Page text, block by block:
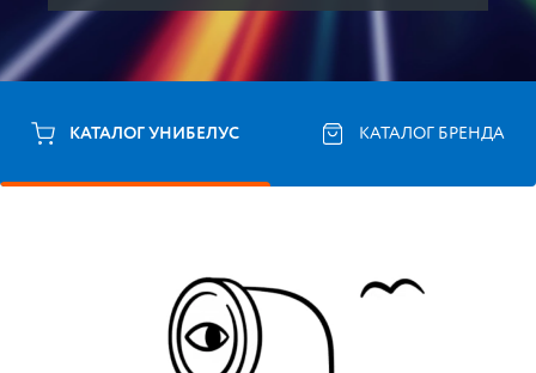
КАТАЛОГ УНИБЕЛУС КАТАЛОГ БРЕНДА